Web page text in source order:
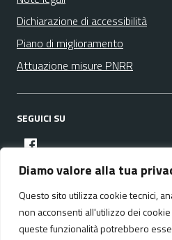
Diamo valore alla tua
Questo sito utilizza cookie tecnici,
non acconsenti all'utilizzo dei
queste funzionalità potrebbero
Dichiarazione di accessibilità
Piano di miglioramento
Attuazione misure PNRR
SEGUICI SU
facebook
Media policy Mappa